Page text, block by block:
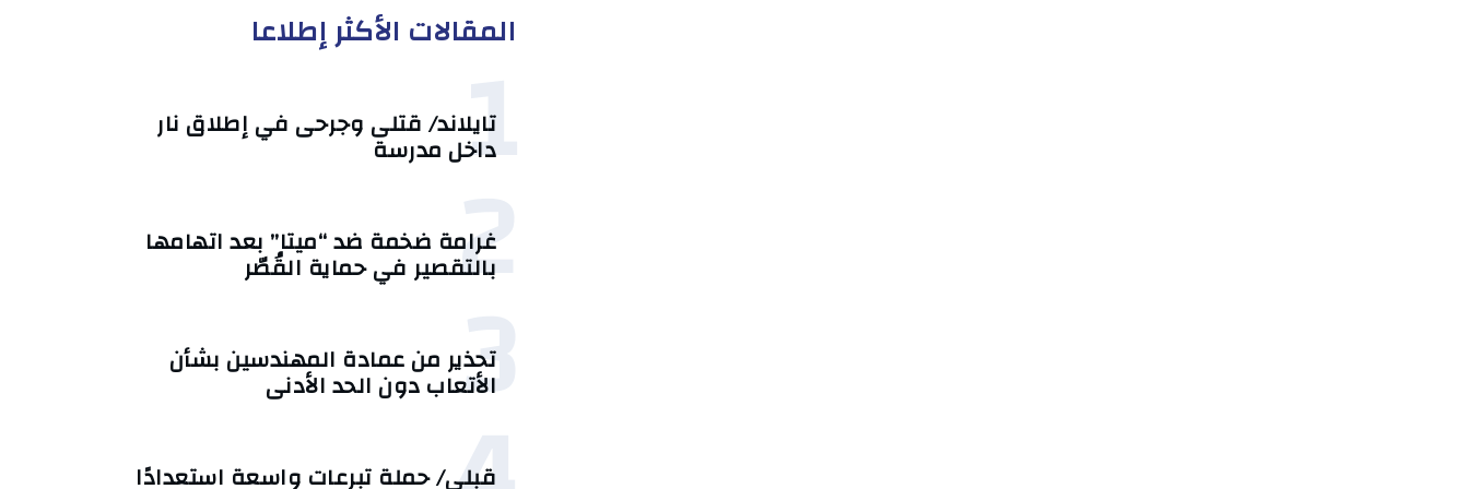
المقالات الأكثر إطلاعا
1
تايلاند/ قتلى وجرحى في إطلاق نار
داخل مدرسة
2
غرامة ضخمة ضد “ميتا” بعد اتهامها
بالتقصير في حماية القُصّر
3
تحذير من عمادة المهندسين بشأن
الأتعاب دون الحد الأدنى
قبلي/ حملة تبرعات واسعة استعدادًا